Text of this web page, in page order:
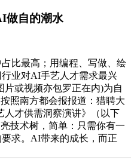
做自的潮水​
比最高；用编程、写做、绘
业对AI手艺人才需求最兴
片或视频亦包罗正在内)为自
照南方都会报报道：猎聘大
人才供需洞察演讲》（以下
技术树，简单：只需你有一
求。AI带来的成长，而正